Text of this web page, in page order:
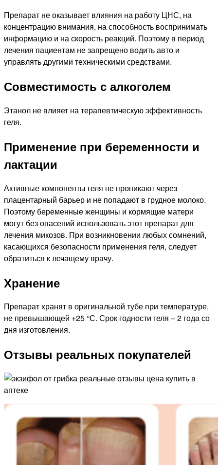
Препарат не оказывает влияния на работу ЦНС, на
концентрацию внимания, на способность воспринимать
информацию и на скорость реакций. Поэтому в период
лечения пациентам не запрещено водить авто и
управлять другими техническими средствами.
Совместимость с алкоголем
Этанол не влияет на терапевтическую эффективность
геля.
Применение при беременности и
лактации
Активные компоненты геля не проникают через
плацентарный барьер и не попадают в грудное молоко.
Поэтому беременные женщины и кормящие матери
могут без опасений использовать этот препарат для
лечения микозов. При возникновении любых сомнений,
касающихся безопасности применения геля, следует
обратиться к лечащему врачу.
Хранение
Препарат хранят в оригинальной тубе при температуре,
не превышающей +25 °С. Срок годности геля – 2 года со
дня изготовления.
Отзывы реальных покупателей